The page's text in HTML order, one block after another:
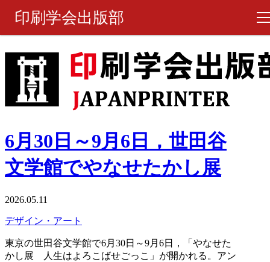
印刷学会出版部
書籍・製品
ピックアップ
月刊 『印刷雑誌』
お問い合わせ
6月30日～9月6日，世田谷
文学館でやなせたかし展
2026.05.11
デザイン・アート
東京の世田谷文学館で6月30日～9月6日，「やなせた
かし展 人生はよろこばせごっこ」が開かれる。アン